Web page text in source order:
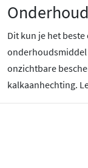
Dit kun je het
onzichtbare
kalkaanhechting.